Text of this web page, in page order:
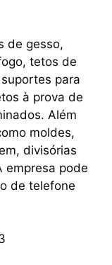
de gesso,
tetos de
para
à prova de
Além
moldes,
divisórias
empresa pode
de telefone